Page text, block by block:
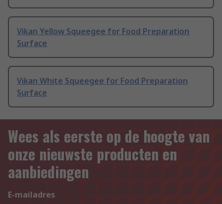
Vikan Yellow Squeegee for Food Preparation
Surface
Vikan White Squeegee for Food Preparation
Surface
Wees als eerste op de hoogte van
onze nieuwste producten en
aanbiedingen
E-mailadres